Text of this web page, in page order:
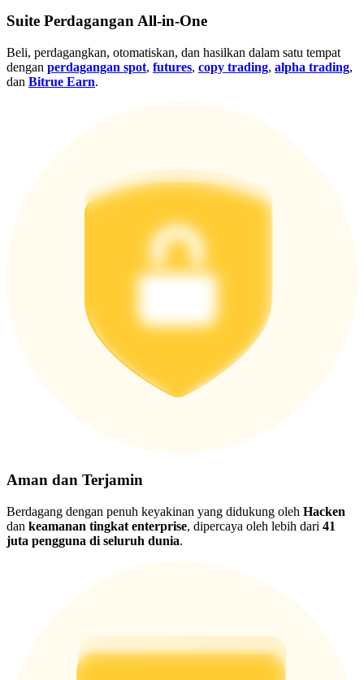
Suite Perdagangan All-in-One
Beli, perdagangkan, otomatiskan, dan hasilkan dalam satu tempat
dengan perdagangan spot, futures, copy trading, alpha trading,
dan Bitrue Earn.
Aman dan Terjamin
Berdagang dengan penuh keyakinan yang didukung oleh Hacken
dan keamanan tingkat enterprise, dipercaya oleh lebih dari 41
juta pengguna di seluruh dunia.